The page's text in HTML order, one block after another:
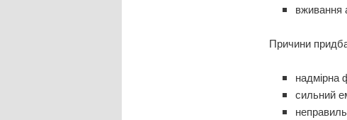
вживання
Причини
надмірна
сильний